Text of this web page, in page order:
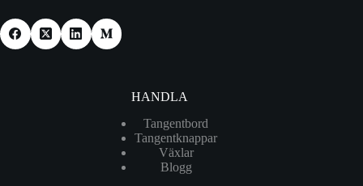
HANDLA
Tangentbord
Tangentknappar
Växlar
Blogg